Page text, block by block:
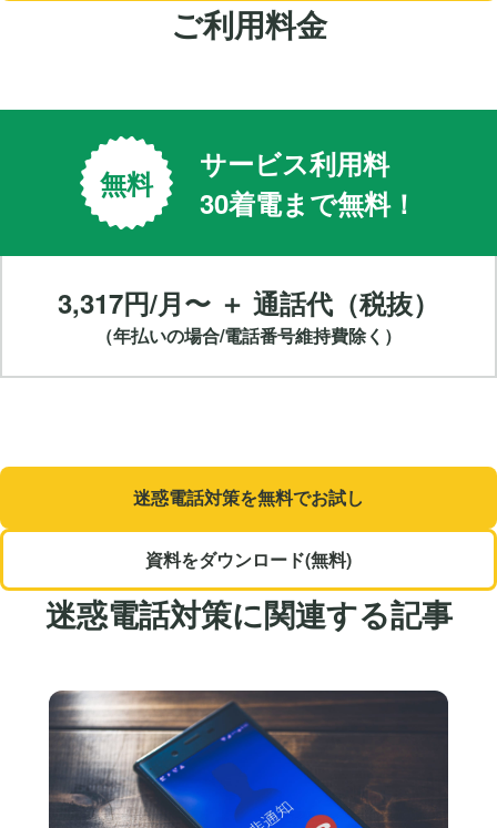
ご利用料金
無料
サービス利用料
30着電まで無料！
3,317円/月〜 ＋ 通話代（税抜）
（年払いの場合/電話番号維持費除く）
迷惑電話対策を無料でお試し
資料をダウンロード(無料)
迷惑電話対策に関連する記事